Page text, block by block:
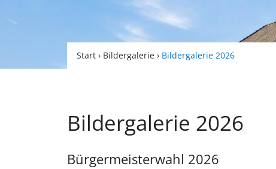
Start › Bildergalerie › Bildergalerie 2026
Bildergalerie 2026
Bürgermeisterwahl 2026